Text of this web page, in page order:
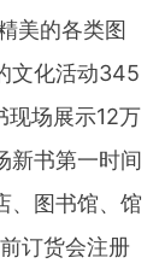
美的各类图
文化活动345
现场展示12万
新书第一时间
、图书馆、馆
订货会注册